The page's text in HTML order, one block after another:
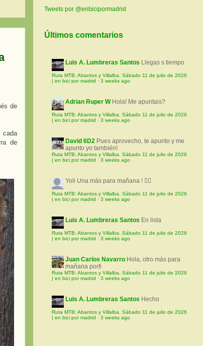
de
cada
de
Tweets por @enbicipormadrid
Últimos comentarios
Luis A. Lumbreras Santos Llegas s tiempo
Ruta MTB: Abantos y Villalba. Sábado 11 de julio de 2026
| en bici por madrid · 3 weeks ago
Adrian Ruper W Hola! Me apuntais?
Ruta MTB: Abantos y Villalba. Sábado 11 de julio de 2026
| en bici por madrid · 3 weeks ago
David 6D2 Pues aprovecho, te apunto y me
apunto yo también!
Ruta MTB: Abantos y Villalba. Sábado 11 de julio de 2026
| en bici por madrid · 3 weeks ago
Yoli Una más para mañana ! 🚵‍♀️
Ruta MTB: Abantos y Villalba. Sábado 11 de julio de 2026
| en bici por madrid · 3 weeks ago
Luis A. Lumbreras Santos En lista
Ruta MTB: Abantos y Villalba. Sábado 11 de julio de 2026
| en bici por madrid · 3 weeks ago
Juan Carlos Navarro Hola, otro más para
mañana porfi
Ruta MTB: Abantos y Villalba. Sábado 11 de julio de 2026
| en bici por madrid · 3 weeks ago
Luis A. Lumbreras Santos Hecho
Ruta MTB: Abantos y Villalba. Sábado 11 de julio de 2026
| en bici por madrid · 3 weeks ago